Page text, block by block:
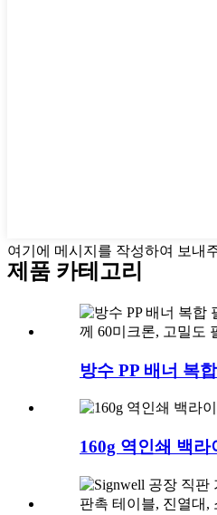
여기에 메시지를 작성하여 보내
제품 카테고리
방수 PP 배너 복
160g 역인쇄 백